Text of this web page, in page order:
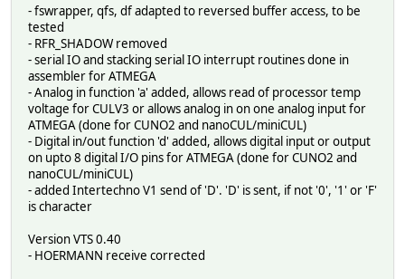
- fswrapper, qfs, df adapted to reversed buffer access, to be
tested
- RFR_SHADOW removed
- serial IO and stacking serial IO interrupt routines done in
assembler for ATMEGA
- Analog in function 'a' added, allows read of processor temp
voltage for CULV3 or allows analog in on one analog input for
ATMEGA (done for CUNO2 and nanoCUL/miniCUL)
- Digital in/out function 'd' added, allows digital input or output
on upto 8 digital I/O pins for ATMEGA (done for CUNO2 and
nanoCUL/miniCUL)
- added Intertechno V1 send of 'D'. 'D' is sent, if not '0', '1' or 'F'
is character
Version VTS 0.40
- HOERMANN receive corrected